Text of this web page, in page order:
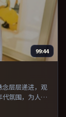
99:44
念层层递进，观
氛围，为人物
影迷。